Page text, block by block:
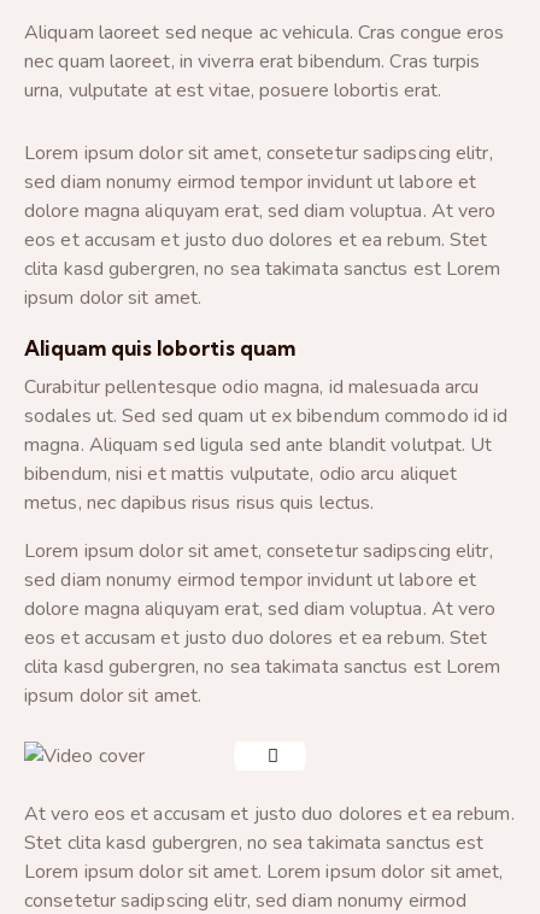
Aliquam laoreet sed neque ac vehicula. Cras congue eros
nec quam laoreet, in viverra erat bibendum. Cras turpis
urna, vulputate at est vitae, posuere lobortis erat.
Lorem ipsum dolor sit amet, consetetur sadipscing elitr,
sed diam nonumy eirmod tempor invidunt ut labore et
dolore magna aliquyam erat, sed diam voluptua. At vero
eos et accusam et justo duo dolores et ea rebum. Stet
clita kasd gubergren, no sea takimata sanctus est Lorem
ipsum dolor sit amet.
Aliquam quis lobortis quam
Curabitur pellentesque odio magna, id malesuada arcu
sodales ut. Sed sed quam ut ex bibendum commodo id id
magna. Aliquam sed ligula sed ante blandit volutpat. Ut
bibendum, nisi et mattis vulputate, odio arcu aliquet
metus, nec dapibus risus risus quis lectus.
Lorem ipsum dolor sit amet, consetetur sadipscing elitr,
sed diam nonumy eirmod tempor invidunt ut labore et
dolore magna aliquyam erat, sed diam voluptua. At vero
eos et accusam et justo duo dolores et ea rebum. Stet
clita kasd gubergren, no sea takimata sanctus est Lorem
ipsum dolor sit amet.
At vero eos et accusam et justo duo dolores et ea rebum.
Stet clita kasd gubergren, no sea takimata sanctus est
Lorem ipsum dolor sit amet. Lorem ipsum dolor sit amet,
consetetur sadipscing elitr, sed diam nonumy eirmod